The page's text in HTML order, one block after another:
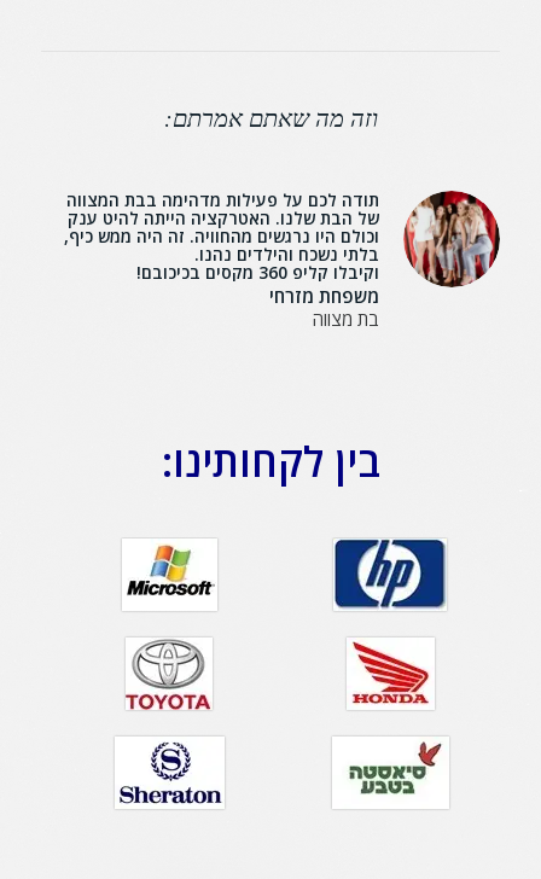
וזה מה שאתם אמרתם:
תודה לכם על פעילות מדהימה בבת המצווה
של הבת שלנו. האטרקציה הייתה להיט ענק
וכולם היו נרגשים מהחוויה. זה היה ממש כיף,
בלתי נשכח והילדים נהנו.
וקיבלו קליפ 360 מקסים בכיכובם!
משפחת מזרחי
בת מצווה
בין לקחותינו: